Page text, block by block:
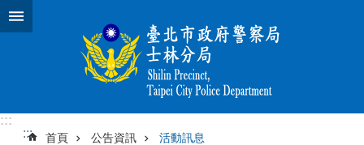
跳到主要內容區塊
:::
:::
首頁 公告資訊 活動訊息